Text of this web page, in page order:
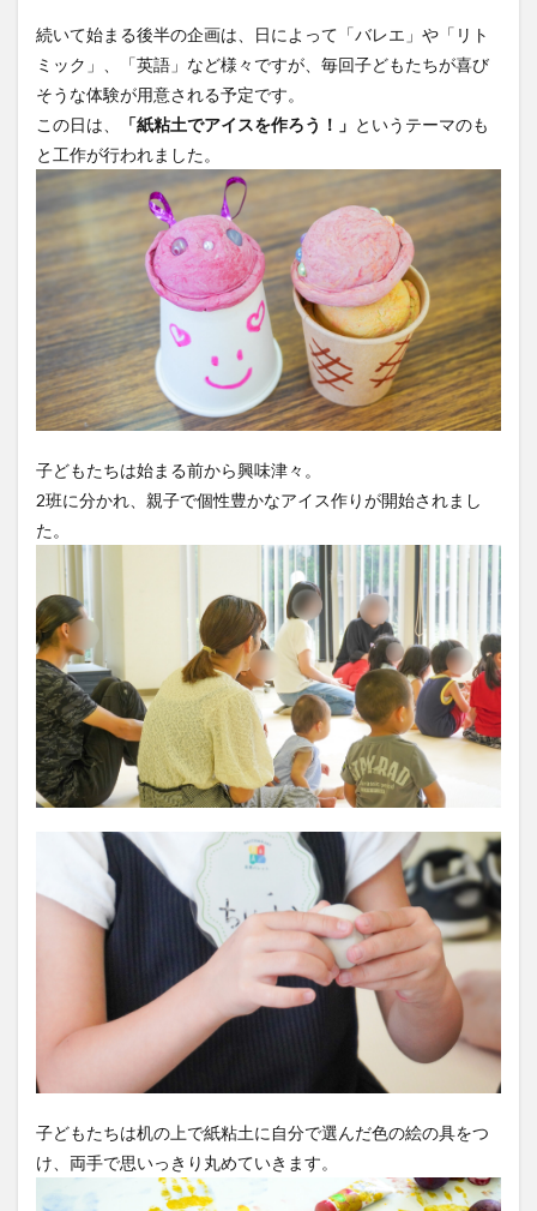
続いて始まる後半の企画は、日によって「バレエ」や「リト
ミック」、「英語」など様々ですが、毎回子どもたちが喜び
そうな体験が用意される予定です。
この日は、
「紙粘土でアイスを作ろう！」 というテーマのも
と工作が行われました。
子どもたちは始まる前から興味津々。
2班に分かれ、親子で個性豊かなアイス作りが開始されまし
た。
子どもたちは机の上で紙粘土に自分で選んだ色の絵の具をつ
け、両手で思いっきり丸めていきます。